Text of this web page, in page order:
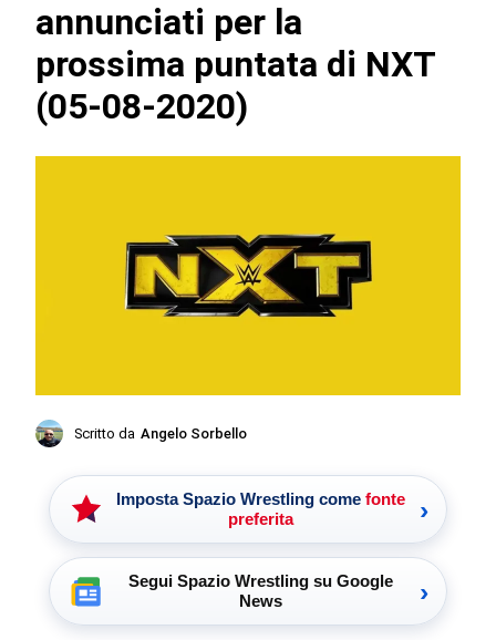
annunciati per la
prossima puntata di NXT
(05-08-2020)
Scritto da Angelo Sorbello
Imposta Spazio Wrestling come fonte
preferita
›
Segui Spazio Wrestling su Google
News
›